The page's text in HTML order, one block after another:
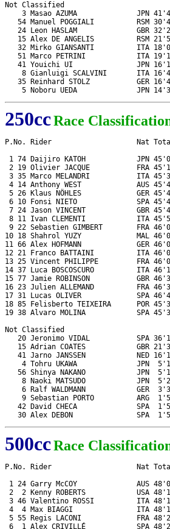
Not Classified
3 Masao AZUMA              JPN
54 Manuel POGGIALI          RSM
24 Leon HASLAM              GBR
15 Alex DE ANGELIS          RSM
32 Mirko GIANSANTI          ITA
51 Marco PETRINI            ITA
41 Youichi UI               JPN
8 Gianluigi SCALVINI       ITA
35 Reinhard STOLZ           GER
250ccRace
P.No. Rider                    Nat Total
1 74 Daijiro KATOH            JPN
2 19 Olivier JACQUE           FRA
3 35 Marco MELANDRI           ITA
4 14 Anthony WEST             AUS
5 26 Klaus NÖHLES             GER
6 10 Fonsi NIETO              SPA
7 24 Jason VINCENT            GBR
8 11 Ivan CLEMENTI            ITA
9 22 Sebastien GIMBERT        FRA
10 18 Shahrol YUZY             MAL
11 66 Alex HOFMANN             GER
12 21 Franco BATTAINI          ITA
13 25 Vincent PHILIPPE         FRA
14 37 Luca BOSCOSCURO          ITA
15 77 Jamie ROBINSON           GBR
16 23 Julien ALLEMAND          FRA
17 31 Lucas OLIVER             SPA
18 85 Felisberto TEIXEIRA      POR
19 38 Alvaro MOLINA            SPA
Not Classified
20 Jeronimo VIDAL           SPA
15 Adrian COATES            GBR
41 Jarno JANSSEN            NED
4 Tohru UKAWA              JPN
56 Shinya NAKANO            JPN
8 Naoki MATSUDO            JPN
6 Ralf WALDMANN            GER
9 Sebastian PORTO          ARG
42 David CHECA              SPA
500ccRace
P.No. Rider                    Nat Total
1 24 Garry McCOY              AUS
2  2 Kenny ROBERTS            USA
3 46 Valentino ROSSI          ITA
4  4 Max BIAGGI               ITA
5 55 Regis LACONI             FRA
6  1 Alex CRIVILLÉ            SPA